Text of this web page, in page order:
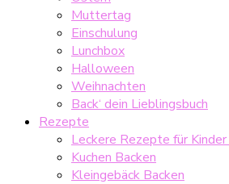
Muttertag
Einschulung
Lunchbox
Halloween
Weihnachten
Back‘ dein Lieblingsbuch
Rezepte
Leckere Rezepte für
Kuchen Backen
Kleingebäck Backen